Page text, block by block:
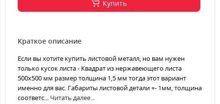
Купить
Краткое описание
Если вы хотите купить листовой металл, но вам нужен
только кусок листа - Квадрат из нержавеющего листа
500х500 мм размер толщина 1,5 мм тогда этот вариант
именно для вас. Габариты листовой детали +- 1мм, толщина
соответс... Читать далее...